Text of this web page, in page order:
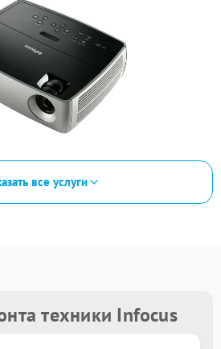
все услуги
техники Infocus